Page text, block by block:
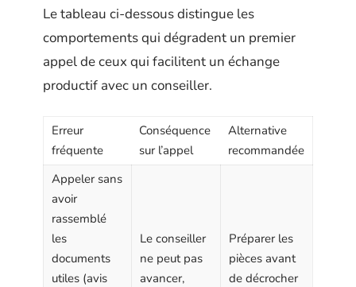
Le tableau ci-dessous distingue les
comportements qui dégradent un premier
appel de ceux qui facilitent un échange
productif avec un conseiller.
Erreur
fréquente
Conséquence
sur l’appel
Alternative
recommandée
Appeler sans
avoir
rassemblé
les
documents
utiles (avis
Le conseiller
ne peut pas
avancer,
Préparer les
pièces avant
de décrocher